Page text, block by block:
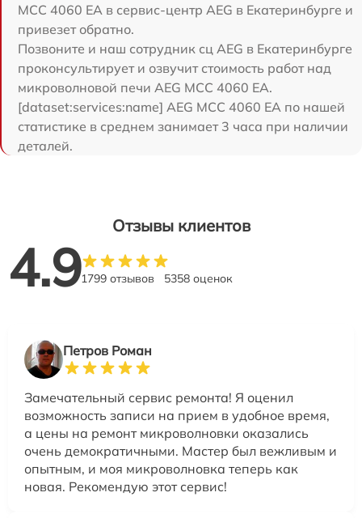
MCC 4060 EA в сервис-центр AEG в Екатеринбурге и
привезет обратно.
Позвоните и наш сотрудник сц AEG в Екатеринбурге
проконсультирует и озвучит стоимость работ над
микроволновой печи AEG MCC 4060 EA.
[dataset:services:name] AEG MCC 4060 EA по нашей
статистике в среднем занимает 3 часа при наличии
деталей.
Отзывы клиентов
4.91799 отзывов 5358 оценок
Петров Роман
Замечательный сервис ремонта! Я оценил
возможность записи на прием в удобное время,
а цены на ремонт микроволновки оказались
очень демократичными. Мастер был вежливым и
опытным, и моя микроволновка теперь как
новая. Рекомендую этот сервис!